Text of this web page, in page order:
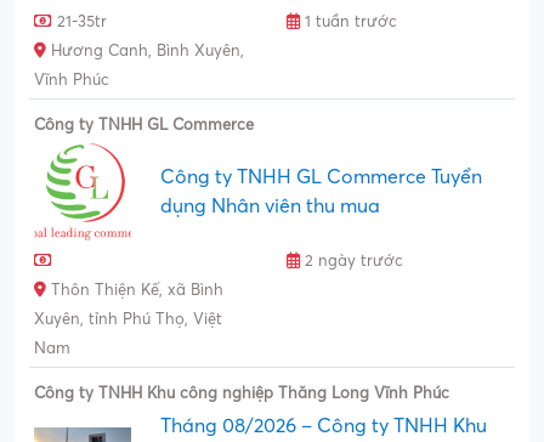
21-35tr
1 tuần trước
Hương Canh, Bình Xuyên,
Vĩnh Phúc
Công ty TNHH GL Commerce
Công ty TNHH GL Commerce Tuyển
dụng Nhân viên thu mua
2 ngày trước
Thôn Thiện Kế, xã Bình
Xuyên, tỉnh Phú Thọ, Việt
Nam
Công ty TNHH Khu công nghiệp Thăng Long Vĩnh Phúc
Tháng 08/2026 – Công ty TNHH Khu